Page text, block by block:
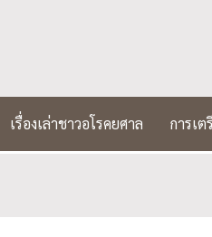
เรื่องเล่าชาวอโรคยศาล การเ